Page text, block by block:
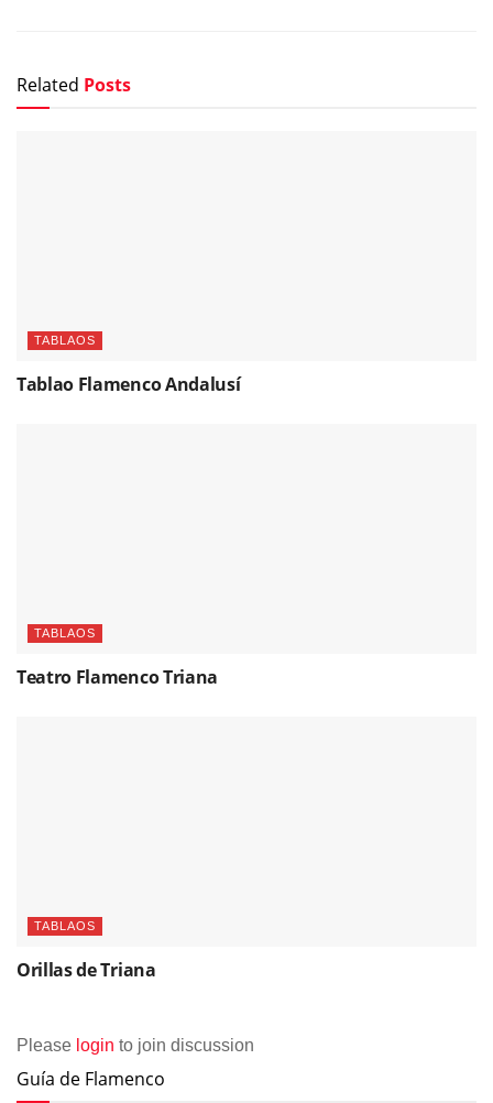
Related Posts
TABLAOS
Tablao Flamenco Andalusí
TABLAOS
Teatro Flamenco Triana
TABLAOS
Orillas de Triana
Please login to join discussion
Guía de Flamenco